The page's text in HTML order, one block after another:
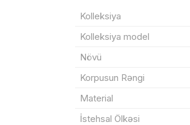
Kolleksiya
Kolleksiya model
Növü
Korpusun Rəngi
Material
İstehsal Ölkəsi